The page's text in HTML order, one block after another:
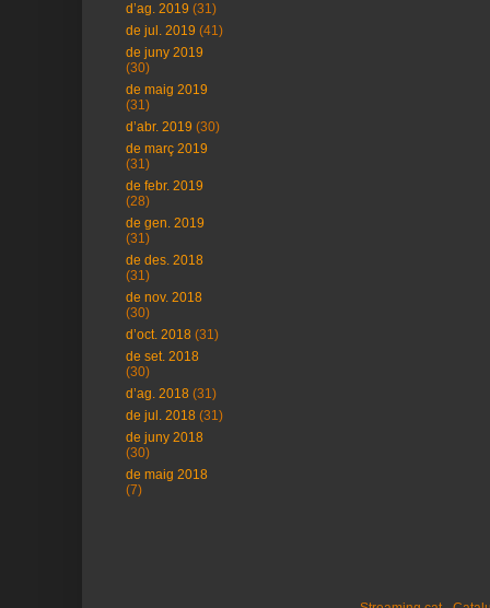
d’ag. 2019 (31)
de jul. 2019 (41)
de juny 2019
(30)
de maig 2019
(31)
d’abr. 2019 (30)
de març 2019
(31)
de febr. 2019
(28)
de gen. 2019
(31)
de des. 2018
(31)
de nov. 2018
(30)
d’oct. 2018 (31)
de set. 2018
(30)
d’ag. 2018 (31)
de jul. 2018 (31)
de juny 2018
(30)
de maig 2018
(7)